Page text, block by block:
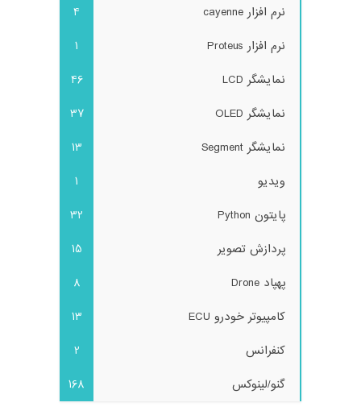
نرم افزار cayenne
4
نرم افزار Proteus
1
نمایشگر LCD
46
نمایشگر OLED
37
نمایشگر Segment
13
ویدیو
1
پایتون Python
32
پردازش تصویر
15
پهپاد Drone
8
کامپیوتر خودرو ECU
13
کنفرانس
2
گنو/لینوکس
168